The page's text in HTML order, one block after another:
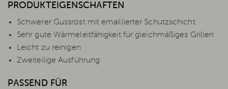
PRODUKTEIGENSCHAFTEN
Schwerer Gussrost mit emaillierter Schutzschicht
Sehr gute Wärmeleitfähigkeit für gleichmäßiges Grillen
Leicht zu reinigen
Zweiteilige Ausführung
PASSEND FÜR